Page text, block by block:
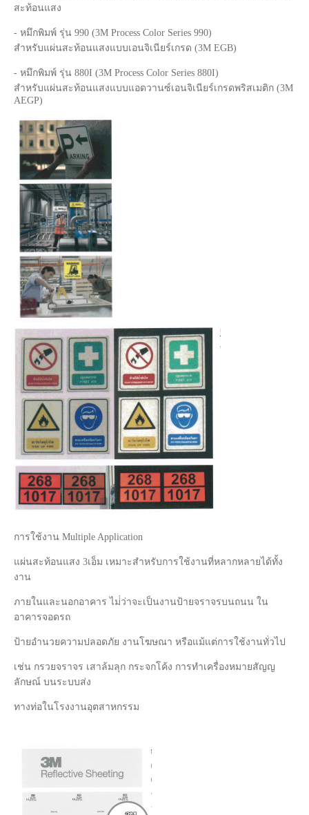
สะท้อนแสง
- หมึกพิมพ์ รุ่น 990 (3M Process Color Series 990)
สำหรับแผ่นสะท้อนแสงแบบเอนจิเนียร์เกรด (3M EGB)
- หมึกพิมพ์ รุ่น 880I (3M Process Color Series 880I)
สำหรับแผ่นสะท้อนแสงแบบแอดวานซ์เอนจิเนียร์เกรดพริสเมติก (3M
AEGP)
การใช้งาน Multiple Application
แผ่นสะท้อนแสง 3เอ็ม เหมาะสำหรับการใช้งานที่หลากหลายได้ทั้ง
งาน
ภายในและนอกอาคาร ไม่่ว่าจะเป็นงานป้ายจราจรบนถนน ใน
อาคารจอดรถ
ป้ายอำนวยความปลอดภัย งานโฆษณา หรือแม้แต่การใช้งานทั่วไป
เช่น กรวยจราจร เสาล้มลุก กระจกโค้ง การทำเครื่องหมายสัญญ
ลักษณ์ บนระบบส่ง
ทางท่อในโรงงานอุตสาหกรรม